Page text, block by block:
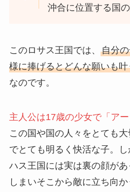
沖合に位置する国の
このロサス王国では、 自分
様に捧げるとどんな願いも
なのです。
主人公は17歳の少女で「アー
この国や国の人々をとても
でとても明るく快活な子。
ハス王国には実は裏の顔が
しまいそこから敵に立ち向